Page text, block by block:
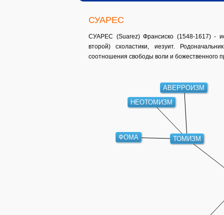
СУАРЕС
СУАРЕС (Suarez) Франсиско (1548-1617) -
второй) схоластики, иезуит.
соотношения свободы воли и божественного
ТОМИЗМ
АВЕРРОИЗМ
НЕОТОМИЗМ
ФОМА